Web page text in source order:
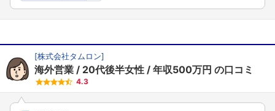
[株式会社タムロン]
海外営業 20代後半女性 年収500万円 の口コミ
4.3